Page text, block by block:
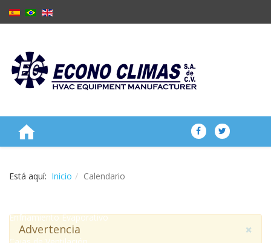
Enfriamiento Evaporativo
Está aquí: Inicio Calendario
×
Advertencia